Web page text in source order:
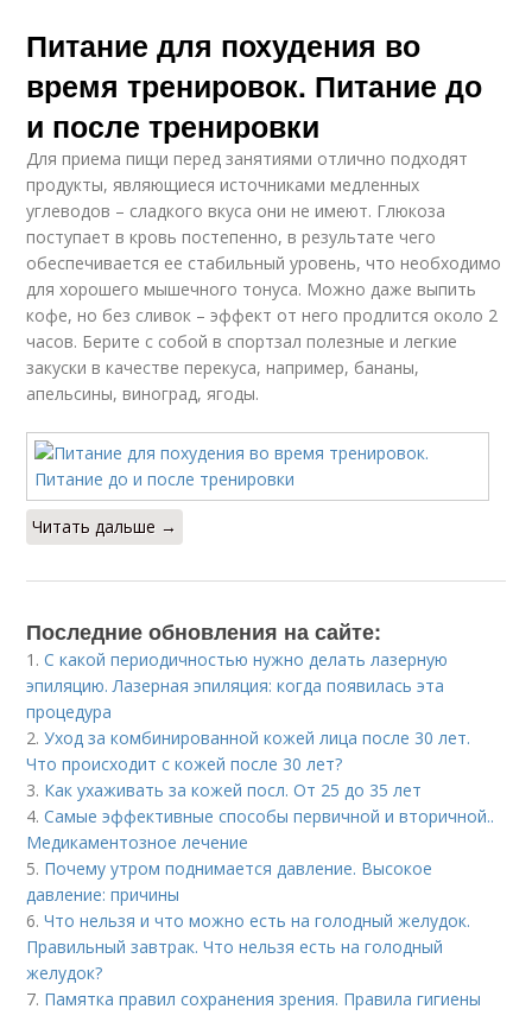
Питание для похудения во
время тренировок. Питание до
и после тренировки
Для приема пищи перед занятиями отлично подходят
продукты, являющиеся источниками медленных
углеводов – сладкого вкуса они не имеют. Глюкоза
поступает в кровь постепенно, в результате чего
обеспечивается ее стабильный уровень, что необходимо
для хорошего мышечного тонуса. Можно даже выпить
кофе, но без сливок – эффект от него продлится около 2
часов. Берите с собой в спортзал полезные и легкие
закуски в качестве перекуса, например, бананы,
апельсины, виноград, ягоды.
Читать дальше →
Последние обновления на сайте:
1.С какой периодичностью нужно делать лазерную
эпиляцию. Лазерная эпиляция: когда появилась эта
процедура
2.Уход за комбинированной кожей лица после 30 лет.
Что происходит с кожей после 30 лет?
3. Как ухаживать за кожей посл. От 25 до 35 лет
4.Самые эффективные способы первичной и вторичной..
Медикаментозное лечение
5. Почему утром поднимается давление. Высокое
давление: причины
6.Что нельзя и что можно есть на голодный желудок.
Правильный завтрак. Что нельзя есть на голодный
желудок?
7. Памятка правил сохранения зрения. Правила гигиены